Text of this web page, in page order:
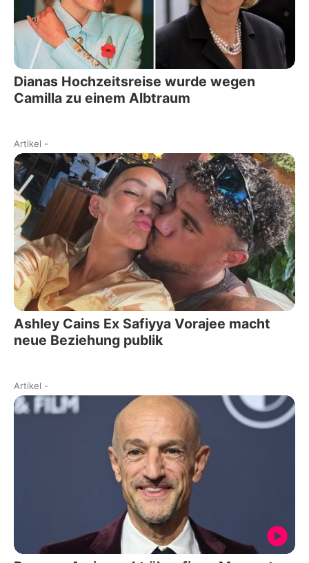
Dianas Hochzeitsreise wurde wegen
Camilla zu einem Albtraum
Artikel -
Ashley Cains Ex Safiyya Vorajee macht
neue Beziehung publik
Artikel -